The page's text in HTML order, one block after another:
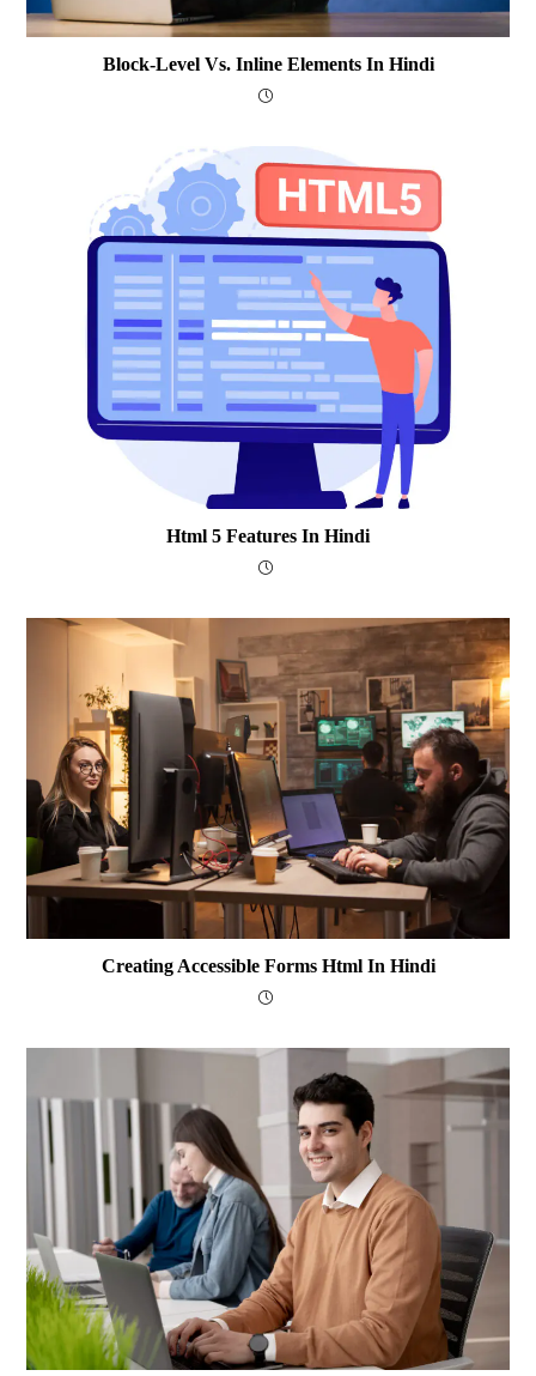
Block-Level Vs. Inline Elements In Hindi
Html 5 Features In Hindi
Creating Accessible Forms Html In Hindi